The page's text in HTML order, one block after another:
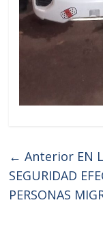
← Anterior EN
SEGURIDAD
PERSONAS